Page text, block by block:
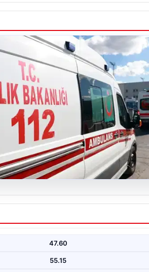
Silahlı Çatışma: 1 Ölü, 1 Yaralı
ilçesinde yaşanan silahlı çatışma, bölge
47.60
55.15